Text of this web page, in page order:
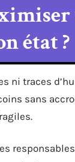
état ?
ni traces
sans